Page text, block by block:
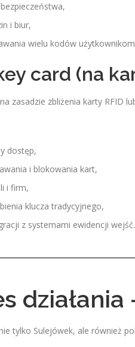
i biur,
wielu kodów
card (na
zasadzie zbliżenia karty RFID
dostęp,
i blokowania kart,
i firm,
klucza tradycyjnego,
z systemami ewidencji wejść.
tylko Sulejówek, ale również